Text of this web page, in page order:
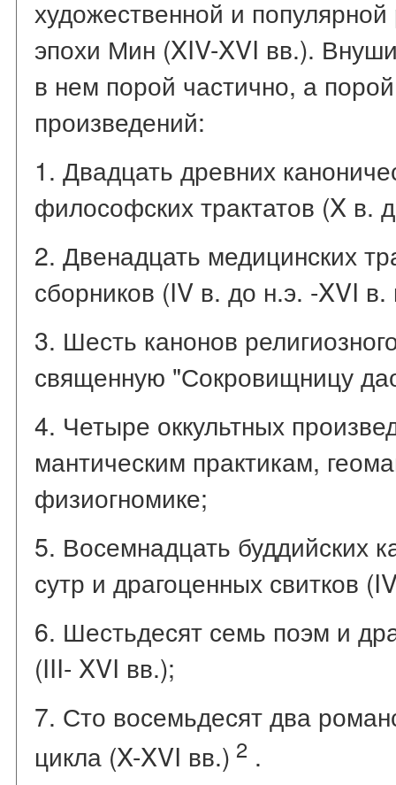
художественной и
эпохи Мин (XIV-XVI вв.).
в нем порой частично, а
произведений:
1. Двадцать древних
философских трактатов (X в.
2. Двенадцать медицинских
сборников (IV в. до н.э. -XVI в.
3. Шесть канонов
священную "Сокровищницу
4. Четыре оккультных
мантическим практикам,
физиогномике;
5. Восемнадцать буддийских
сутр и драгоценных свитков
6. Шестьдесят семь поэм и
(III- XVI вв.);
7. Сто восемьдесят два
цикла (X-XVI вв.) 2 .